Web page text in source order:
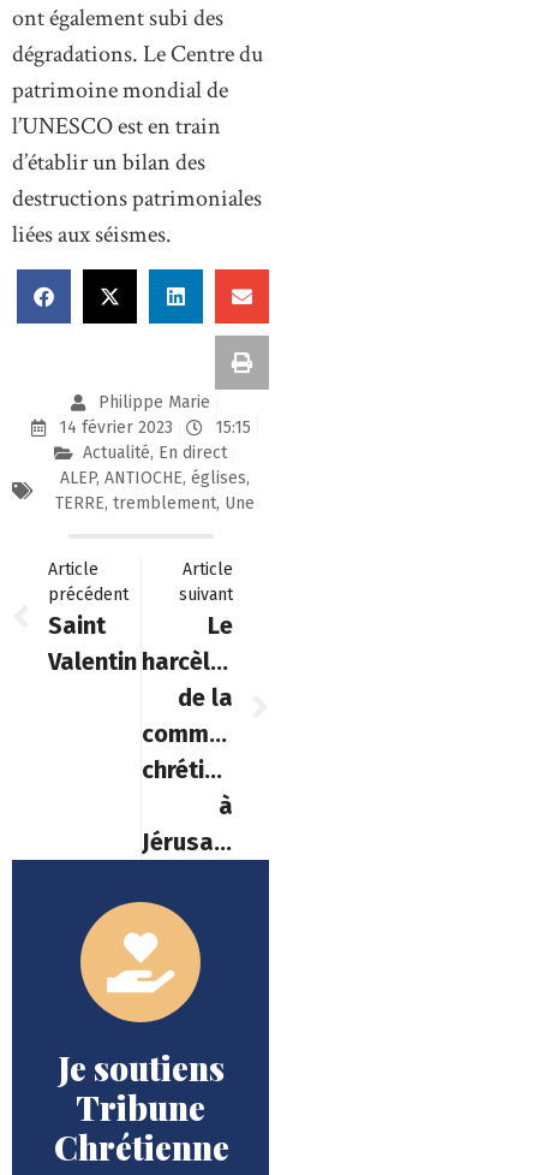
ont également subi des
dégradations. Le Centre du
patrimoine mondial de
l’UNESCO est en train
d’établir un bilan des
destructions patrimoniales
liées aux séismes.
Philippe Marie
14 février 2023
15:15
Actualité, En direct
ALEP, ANTIOCHE, églises,
TERRE, tremblement, Une
Article
précédent
Saint
Valentin
Article
suivant
Le
harcèlement
de la
communauté
chrétienne
à
Jérusalem
Je soutiens
Tribune
Chrétienne